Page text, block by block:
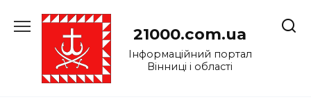
до
21000.com.ua
Інформаційний портал
Вінниці і області